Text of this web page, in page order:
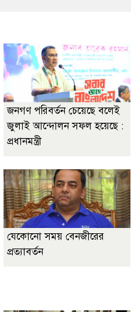
জনগণ পরিবর্তন চেয়েছে বলেই
জুলাই আন্দোলন সফল হয়েছে :
প্রধানমন্ত্রী
যেকোনো সময় বেনজীরের
প্রত্যাবর্তন